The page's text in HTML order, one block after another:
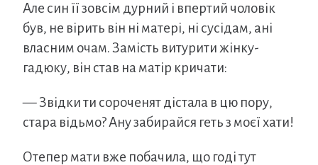
Але син її зовсім дурний і впертий чоловік
був, не вірить він ні матері, ні сусідам, ані
власним очам. Замість витурити жінку-
гадюку, він став на матір кричати:
— Звідки ти сороченят дістала в цю пору,
стара відьмо? Ану забирайся геть з моєї хати!
Отепер мати вже побачила, що годі тут